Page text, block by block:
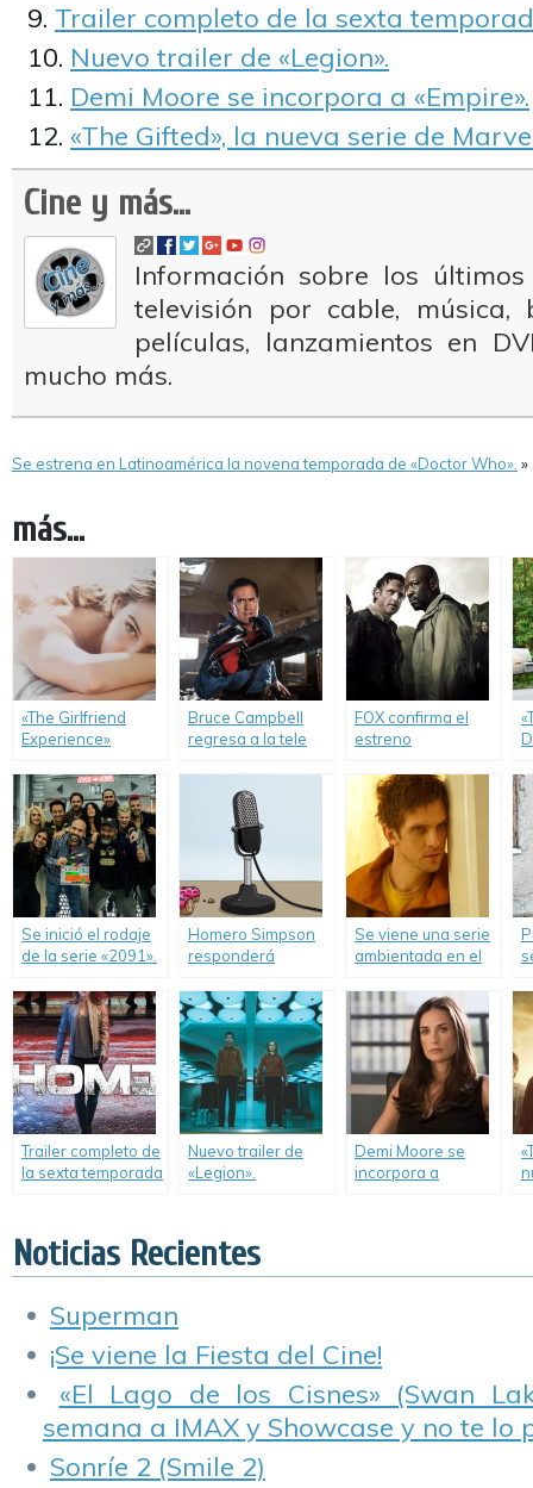
Trailer completo de la sexta
Nuevo trailer de «Legion».
Demi Moore se incorpora a «Empire».
«The Gifted», la nueva serie de
Cine y más...
Información sobre los
televisión por cable, música,
películas, lanzamientos en
mucho más.
Se estrena en Latinoamérica la novena temporada de «Doctor Who». »
más...
«The Girlfriend
Experience»
segunda
temporada.
Bruce Campbell
regresa a la tele
FOX confirma el
estreno
sexta temporada
de «The Walking
Dead».
Se inició el rodaje
de la serie «2091».
Homero Simpson
responderá
fanáticos.
Se viene una serie
ambientada en el
franquicia «X-Men».
Trailer completo de
la sexta temporada
Nuevo trailer de
«Legion».
Demi Moore se
incorpora a
Noticias Recientes
Superman
¡Se viene la Fiesta del Cine!
«El Lago de los Cisnes» (Swan
semana a IMAX y Showcase y no te lo
Sonríe 2 (Smile 2)